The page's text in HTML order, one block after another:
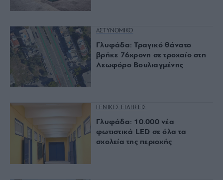
ΑΣΤΥΝΟΜΙΚΟ
Γλυφάδα: Τραγικό θάνατο
βρήκε 76χρονη σε τροχαίο στη
Λεωφόρο Βουλιαγμένης
ΓΕΝΙΚΕΣ ΕΙΔΗΣΕΙΣ
Γλυφάδα: 10.000 νέα
φωτιστικά LED σε όλα τα
σχολεία της περιοχής